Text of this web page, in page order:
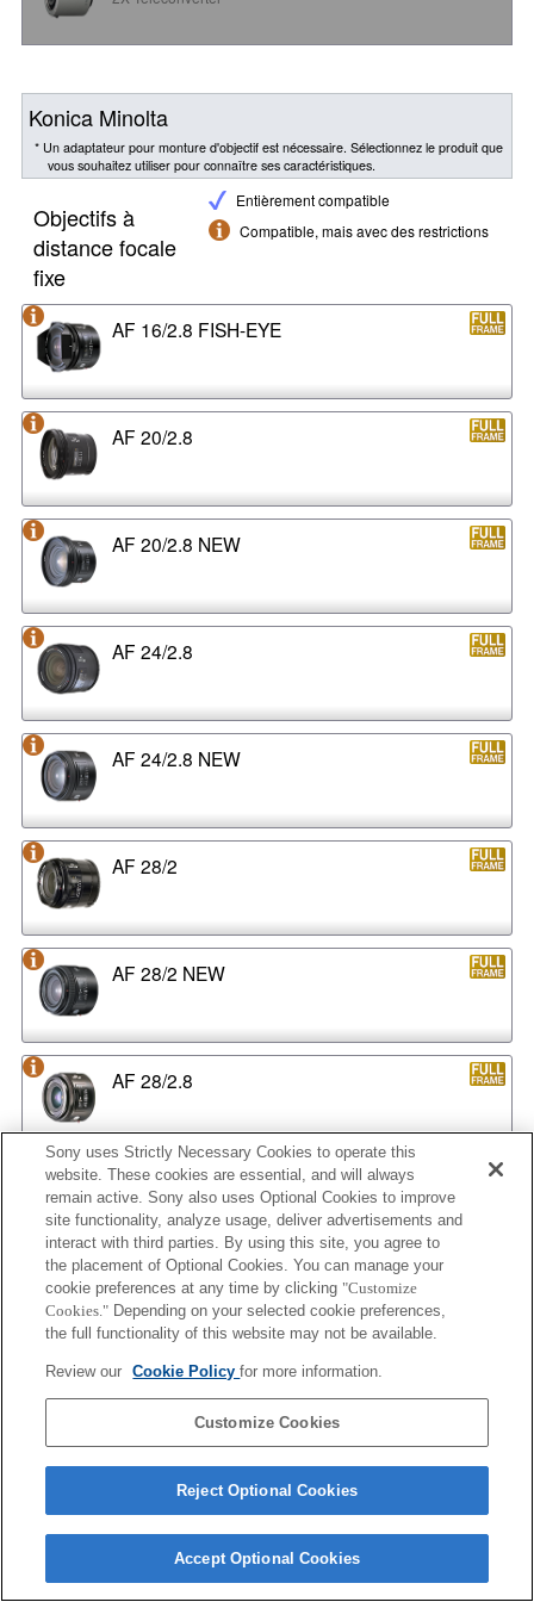
Konica Minolta
* Un adaptateur pour monture d'objectif est nécessaire. Sélectionnez le produit que
vous souhaitez utiliser pour connaître ses caractéristiques.
Entièrement compatible
Compatible, mais avec des restrictions
Objectifs à
distance focale
fixe
AF 16/2.8 FISH-EYE
AF 20/2.8
AF 20/2.8 NEW
AF 24/2.8
AF 24/2.8 NEW
AF 28/2
AF 28/2 NEW
AF 28/2.8
AF 35/1.4 G
AF 35/1.4 G NEW
AF 35/2
AF 35/2 NEW
Sony uses Strictly Necessary Cookies to operate this
website. These cookies are essential, and will always
remain active. Sony also uses Optional Cookies to improve
site functionality, analyze usage, deliver advertisements and
interact with third parties. By using this site, you agree to
the placement of Optional Cookies. You can manage your
cookie preferences at any time by clicking "Customize
Cookies." Depending on your selected cookie preferences,
the full functionality of this website may not be available.
Review our Cookie Policyfor more information.
Customize Cookies
Reject Optional Cookies
Accept Optional Cookies